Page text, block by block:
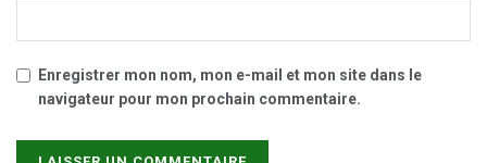
Enregistrer mon nom, mon e-mail et mon site dans le
navigateur pour mon prochain commentaire.